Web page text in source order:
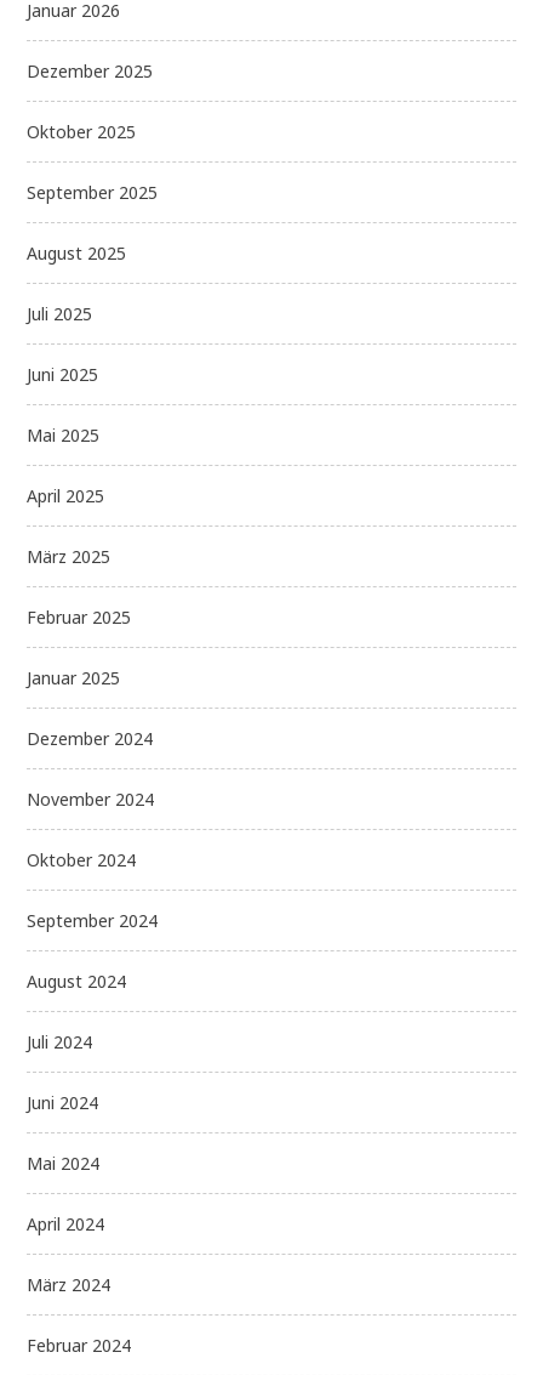
Januar 2026
Dezember 2025
Oktober 2025
September 2025
August 2025
Juli 2025
Juni 2025
Mai 2025
April 2025
März 2025
Februar 2025
Januar 2025
Dezember 2024
November 2024
Oktober 2024
September 2024
August 2024
Juli 2024
Juni 2024
Mai 2024
April 2024
März 2024
Februar 2024